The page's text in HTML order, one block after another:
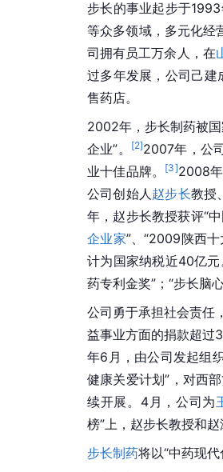
步长的事业起步于
等众多领域，多元化经
司拥有员工万余人，在
过多年发展，公司己建
售药店。
2002年，步长制药被
企业”。
[2]2007年，公
业十佳品牌。
[3]2008
公司创始人赵步长教授
年，赵步长教授获评“
企业家”、“2009陕西
计为国家纳税近40亿
药专利金奖”；“步长脑
公司勇于承担社会责任
益事业方面的捐款超过
年6月，由公司发起组
健康关爱计划”，对西
续开展。4月，公司为
榜”上， 赵步长教授和赵
步长制药将以“中药现